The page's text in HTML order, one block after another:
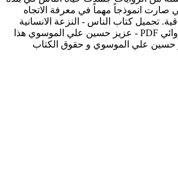
صارت انموذجاً مهماً في معرفة الاتجاه
تحميل كتاب الناس - النزعة الانسانية
في أدب زيد الشهيد الروائي PDF - عزيز حسين علي الموسوي هذا
حسين علي الموسوي و حقوق الكتاب